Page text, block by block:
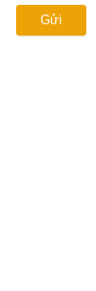
Gửi